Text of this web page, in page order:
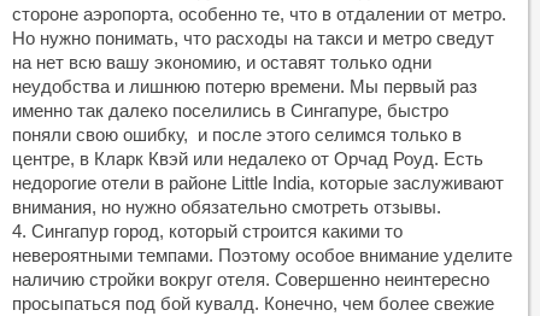
стороне аэропорта, особенно те, что в отдалении от метро.
Но нужно понимать, что расходы на такси и метро сведут
на нет всю вашу экономию, и оставят только одни
неудобства и лишнюю потерю времени. Мы первый раз
именно так далеко поселились в Сингапуре, быстро
поняли свою ошибку, и после этого селимся только в
центре, в Кларк Квэй или недалеко от Орчад Роуд. Есть
недорогие отели в районе Little India, которые заслуживают
внимания, но нужно обязательно смотреть отзывы.
4. Сингапур город, который строится какими то
невероятными темпами. Поэтому особое внимание уделите
наличию стройки вокруг отеля. Совершенно неинтересно
просыпаться под бой кувалд. Конечно, чем более свежие